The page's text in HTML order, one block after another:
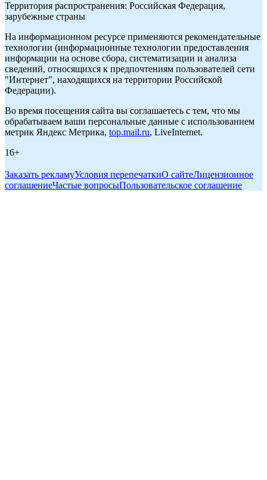
Территория распространения: Российская Федерация,
зарубежные страны
На информационном ресурсе применяются рекомендательные
технологии (информационные технологии предоставления
информации на основе сбора, систематизации и анализа
сведений, относящихся к предпочтениям пользователей сети
"Интернет", находящихся на территории Российской
Федерации).
Во время посещения сайта вы соглашаетесь с тем, что мы
обрабатываем ваши персональные данные с использованием
метрик Яндекс Метрика, top.mail.ru, LiveInternet.
16+
Заказать рекламуУсловия перепечаткиО сайтеЛицензионное
соглашениеЧастые вопросыПользовательское соглашение